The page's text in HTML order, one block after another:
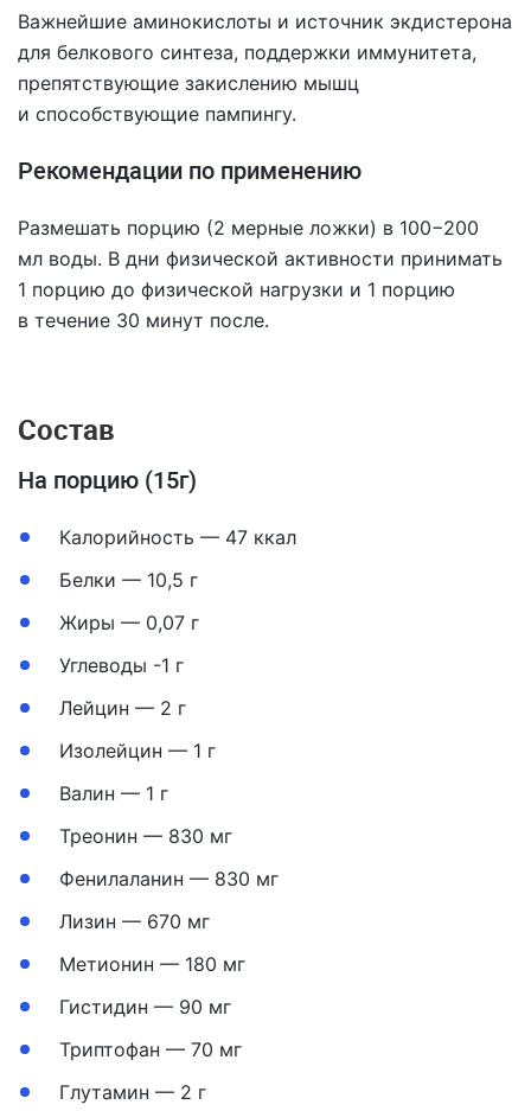
Важнейшие аминокислоты и источник экдистерона
для белкового синтеза, поддержки иммунитета,
препятствующие закислению мышц
и способствующие пампингу.
Рекомендации по применению
Размешать порцию (2 мерные ложки) в 100−200
мл воды. В дни физической активности принимать
1 порцию до физической нагрузки и 1 порцию
в течение 30 минут после.
Состав
На порцию (15г)
Калорийность — 47 ккал
Белки — 10,5 г
Жиры — 0,07 г
Углеводы -1 г
Лейцин — 2 г
Изолейцин — 1 г
Валин — 1 г
Треонин — 830 мг
Фенилаланин — 830 мг
Лизин — 670 мг
Метионин — 180 мг
Гистидин — 90 мг
Триптофан — 70 мг
Глутамин — 2 г